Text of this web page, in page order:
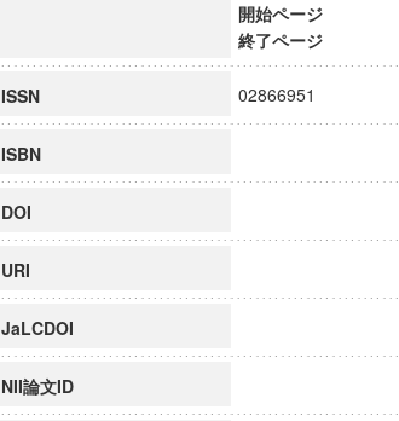
開始ページ
終了ページ
ISSN 02866951
ISBN
DOI
URI
JaLCDOI
NII論文ID